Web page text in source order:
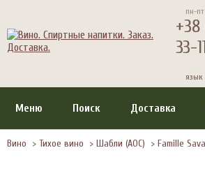
пн-
33-
язык
Меню Поиск Доставка
Вино > Тихое вино > Шабли (АОС) > Famille